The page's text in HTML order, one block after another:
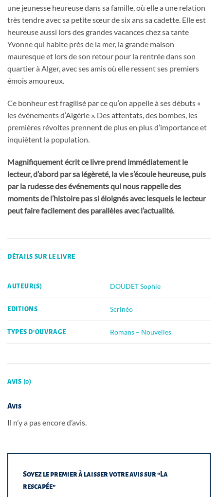
une jeunesse heureuse dans sa famille, où elle a une relation
très tendre avec sa petite sœur de six ans sa cadette. Elle est
heureuse aussi lors des grandes vacances chez sa tante
Yvonne qui habite près de la mer, la grande maison
mauresque et lors de son retour pour la rentrée dans son
quartier à Alger, avec ses amis où elle ressent ses premiers
émois amoureux.
Ce bonheur est fragilisé par ce qu’on appelle à ses débuts «
les événements d’Algérie ». Des attentats, des bombes, les
premières révoltes prennent de plus en plus d’importance et
inquiètent la population.
Magnifiquement écrit ce livre prend immédiatement le
lecteur, d’abord par sa légèreté, la vie s’écoule heureuse, puis
par la rudesse des événements qui nous rappelle des
moments de l’histoire pas si éloignés avec lesquels le lecteur
peut faire facilement des parallèles avec l’actualité.
DÉTAILS SUR LE LIVRE
AUTEUR(S) DOUDET Sophie
EDITIONS Scrinéo
TYPES D'OUVRAGE Romans – Nouvelles
AVIS (0)
Avis
Il n’y a pas encore d’avis.
Soyez le premier à laisser votre avis sur “La
rescapée”